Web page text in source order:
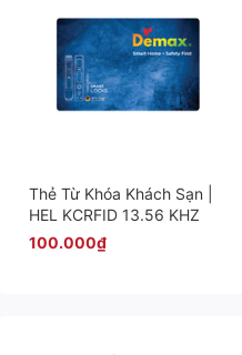
Thẻ Từ Khóa Khách Sạn |
HEL KCRFID 13.56 KHZ
100.000₫